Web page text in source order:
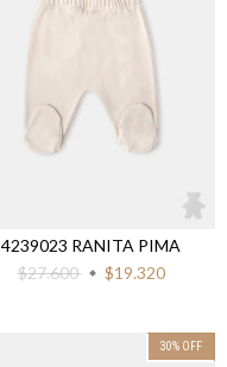
4239023 RANITA PIMA
$27.600
$19.320
30% OFF